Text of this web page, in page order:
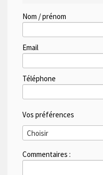
Nom / prénom
Email
Téléphone
Vos préférences
Commentaires :